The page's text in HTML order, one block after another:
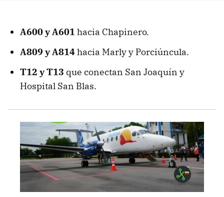
A600 y A601 hacia Chapinero.
A809 y A814hacia Marly y Porciúncula.
T12 y T13 que conectan San Joaquín y
Hospital San Blas.